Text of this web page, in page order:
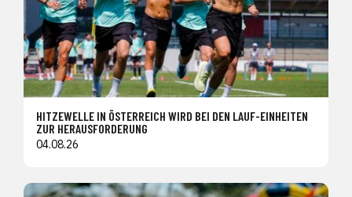
HITZEWELLE IN ÖSTERREICH WIRD BEI DEN LAUF-EINHEITEN
ZUR HERAUSFORDERUNG
04.08.26